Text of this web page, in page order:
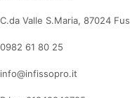
C.da Valle S.Maria, 87024
0982 61 80 25
info@infissopro.it